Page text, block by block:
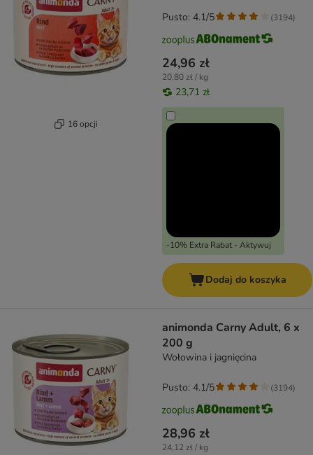
16 opcji
24,96 zł
20,80 zł / kg
23,71 zł
-10% Extra Rabat - Aktywuj
Pusto: 4.1/5 (3194)
Dodaj do koszyka
animonda Carny Adult, 6 x
200 g
Wołowina i jagnięcina
28,96 zł
24,12 zł / kg
Pusto: 4.1/5 (3194)